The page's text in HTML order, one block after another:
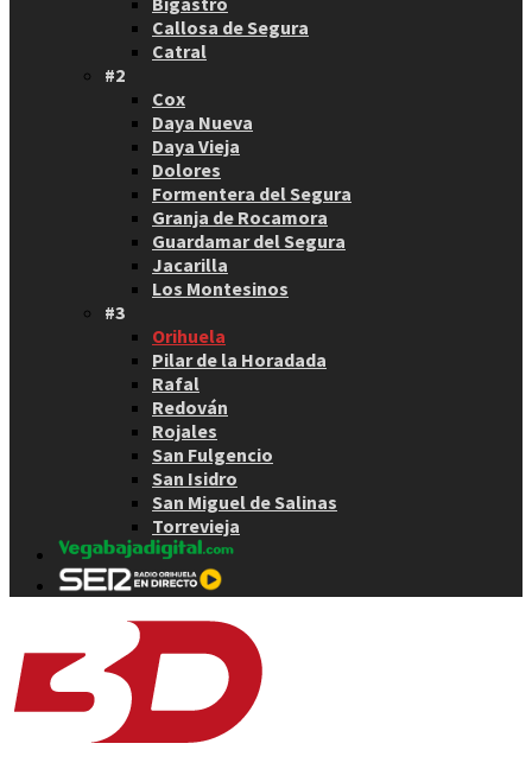
Callosa de Segura
Catral
#2
Cox
Daya Nueva
Daya Vieja
Dolores
Formentera del Segura
Granja de Rocamora
Guardamar del Segura
Jacarilla
Los Montesinos
#3
Orihuela
Pilar de la Horadada
Rafal
Redován
Rojales
San Fulgencio
San Isidro
San Miguel de Salinas
Torrevieja